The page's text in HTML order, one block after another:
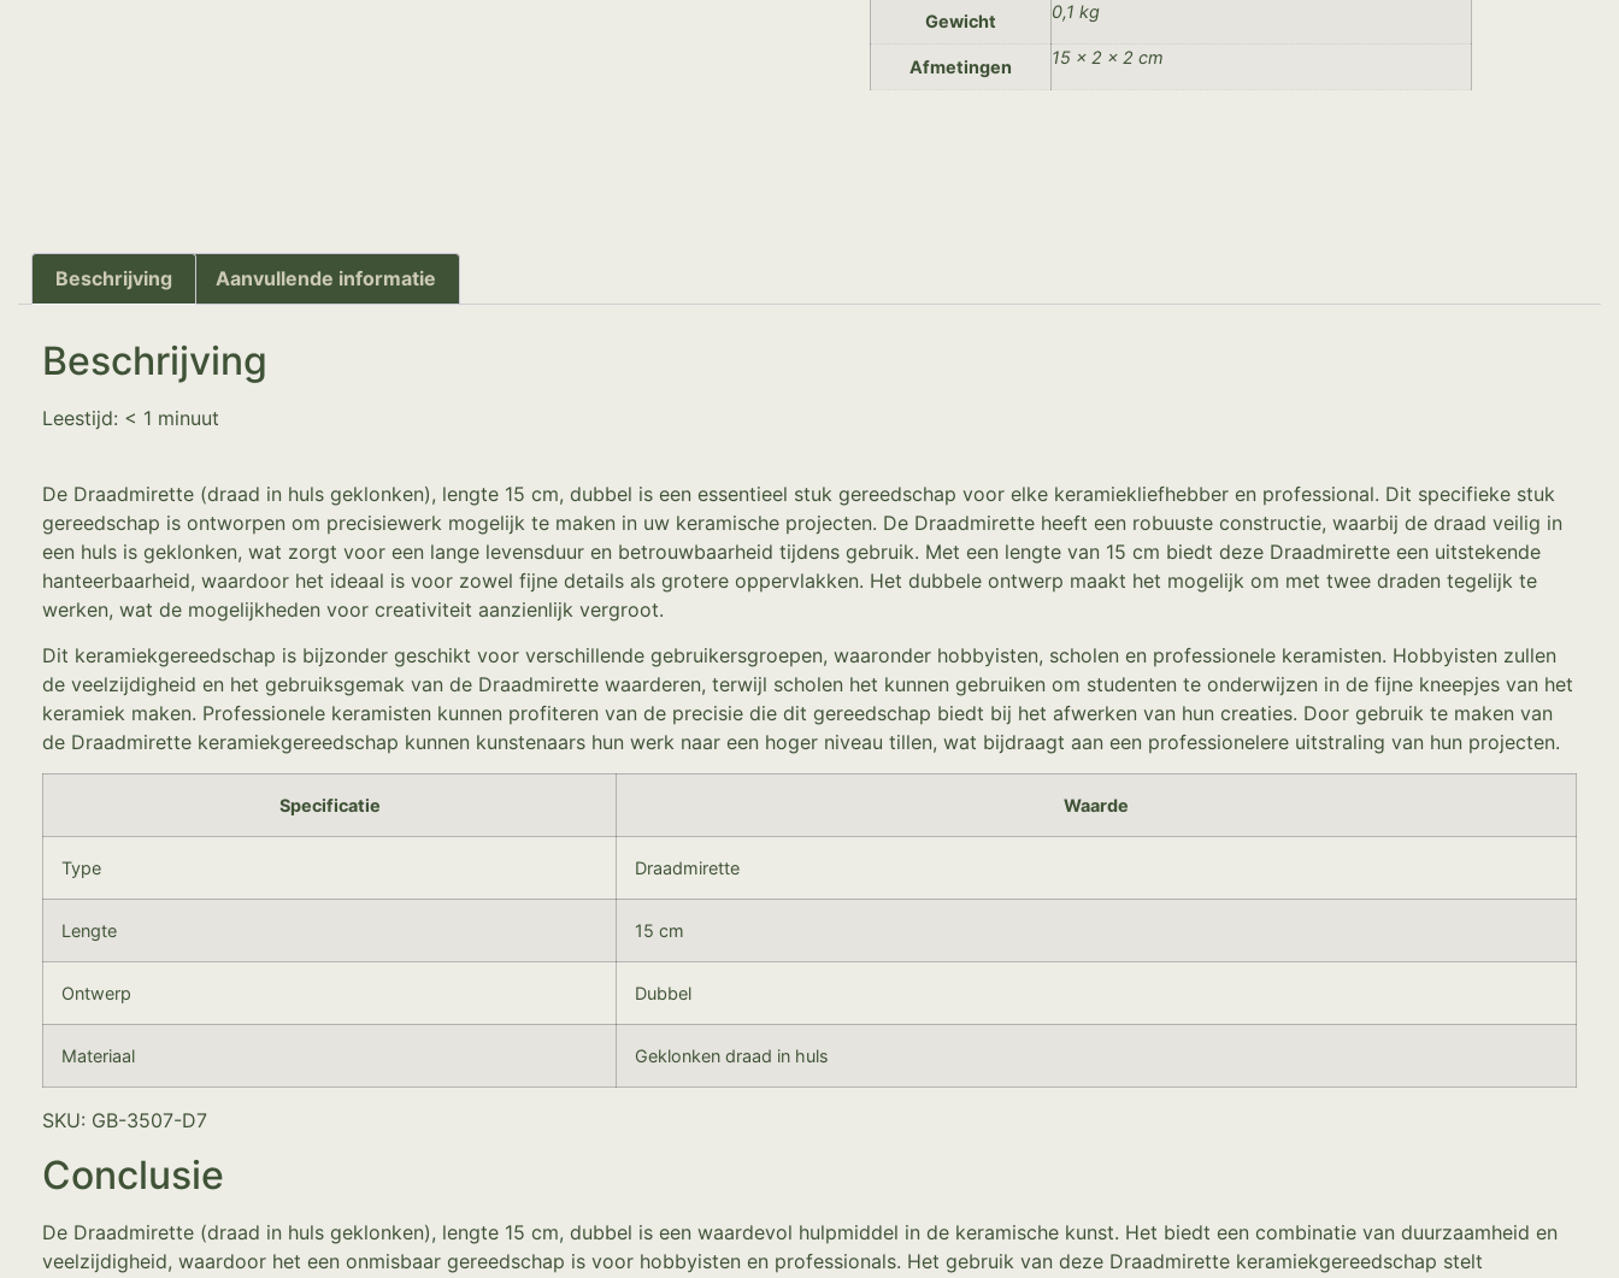
Gewicht 0,1 kg
Afmetingen 15 × 2 × 2 cm
Beschrijving Aanvullende informatie
Beschrijving
Leestijd: < 1 minuut
De Draadmirette (draad in huls geklonken), lengte 15 cm, dubbel is een essentieel stuk gereedschap voor elke keramiekliefhebber en professional. Dit specifieke stuk
gereedschap is ontworpen om precisiewerk mogelijk te maken in uw keramische projecten. De Draadmirette heeft een robuuste constructie, waarbij de draad veilig in
een huls is geklonken, wat zorgt voor een lange levensduur en betrouwbaarheid tijdens gebruik. Met een lengte van 15 cm biedt deze Draadmirette een uitstekende
hanteerbaarheid, waardoor het ideaal is voor zowel fijne details als grotere oppervlakken. Het dubbele ontwerp maakt het mogelijk om met twee draden tegelijk te
werken, wat de mogelijkheden voor creativiteit aanzienlijk vergroot.
Dit keramiekgereedschap is bijzonder geschikt voor verschillende gebruikersgroepen, waaronder hobbyisten, scholen en professionele keramisten. Hobbyisten zullen
de veelzijdigheid en het gebruiksgemak van de Draadmirette waarderen, terwijl scholen het kunnen gebruiken om studenten te onderwijzen in de fijne kneepjes van het
keramiek maken. Professionele keramisten kunnen profiteren van de precisie die dit gereedschap biedt bij het afwerken van hun creaties. Door gebruik te maken van
de Draadmirette keramiekgereedschap kunnen kunstenaars hun werk naar een hoger niveau tillen, wat bijdraagt aan een professionelere uitstraling van hun projecten.
Specificatie Waarde
Type Draadmirette
Lengte 15 cm
Ontwerp Dubbel
Materiaal Geklonken draad in huls
SKU: GB-3507-D7
Conclusie
De Draadmirette (draad in huls geklonken), lengte 15 cm, dubbel is een waardevol hulpmiddel in de keramische kunst. Het biedt een combinatie van duurzaamheid en
veelzijdigheid, waardoor het een onmisbaar gereedschap is voor hobbyisten en professionals. Het gebruik van deze Draadmirette keramiekgereedschap stelt